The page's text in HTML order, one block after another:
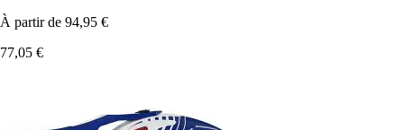
À partir de 94,95 €
77,05 €